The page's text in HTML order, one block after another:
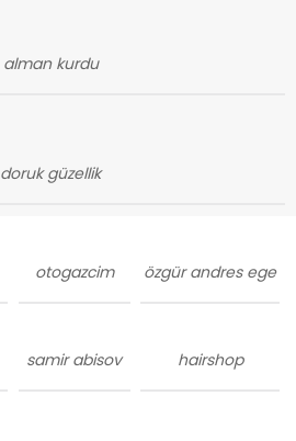
alman kurdu
doruk güzellik
otogazcim özgür andres ege
samir abisov hairshop